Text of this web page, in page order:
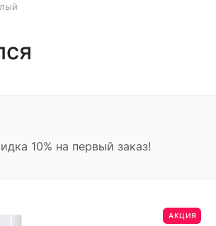
10% на первый заказ!
АКЦИЯ